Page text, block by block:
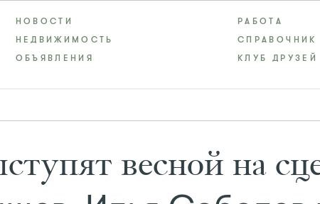
НОВОСТИ
РАБОТА
НЕДВИЖИМОСТЬ
СПРАВОЧНИК
ОБЪЯВЛЕНИЯ
КЛУБ ДРУЗЕЙ
весной на